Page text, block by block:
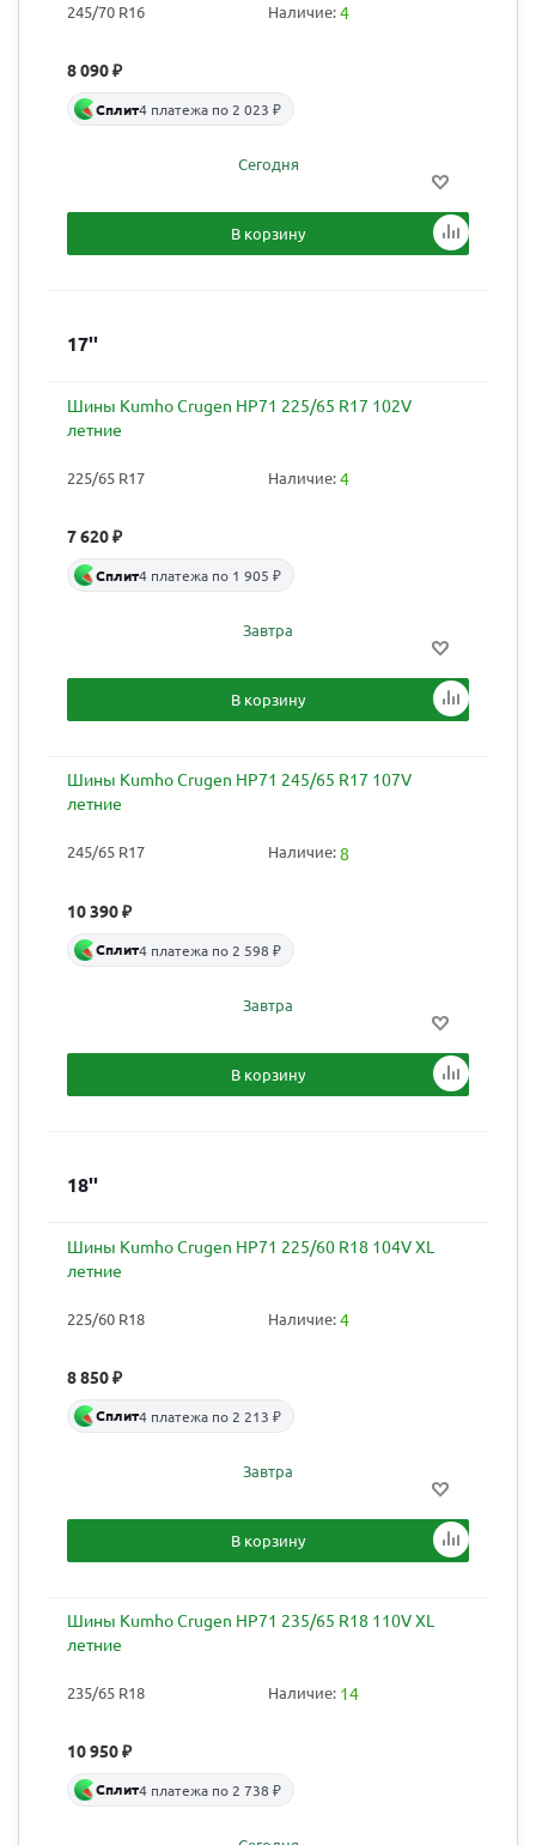
245/70 R16 Наличие:4
8 090₽
Сплит4 платежа по 2 023 ₽
Сегодня
В корзину
17''
Шины Kumho Crugen HP71 225/65 R17 102V
летние
225/65 R17 Наличие:4
7 620₽
Сплит4 платежа по 1 905 ₽
Завтра
В корзину
Шины Kumho Crugen HP71 245/65 R17 107V
летние
245/65 R17 Наличие:8
10 390₽
Сплит4 платежа по 2 598 ₽
Завтра
В корзину
18''
Шины Kumho Crugen HP71 225/60 R18 104V XL
летние
225/60 R18 Наличие:4
8 850₽
Сплит4 платежа по 2 213 ₽
Завтра
В корзину
Шины Kumho Crugen HP71 235/65 R18 110V XL
летние
235/65 R18 Наличие: 14
10 950₽
Сплит4 платежа по 2 738 ₽